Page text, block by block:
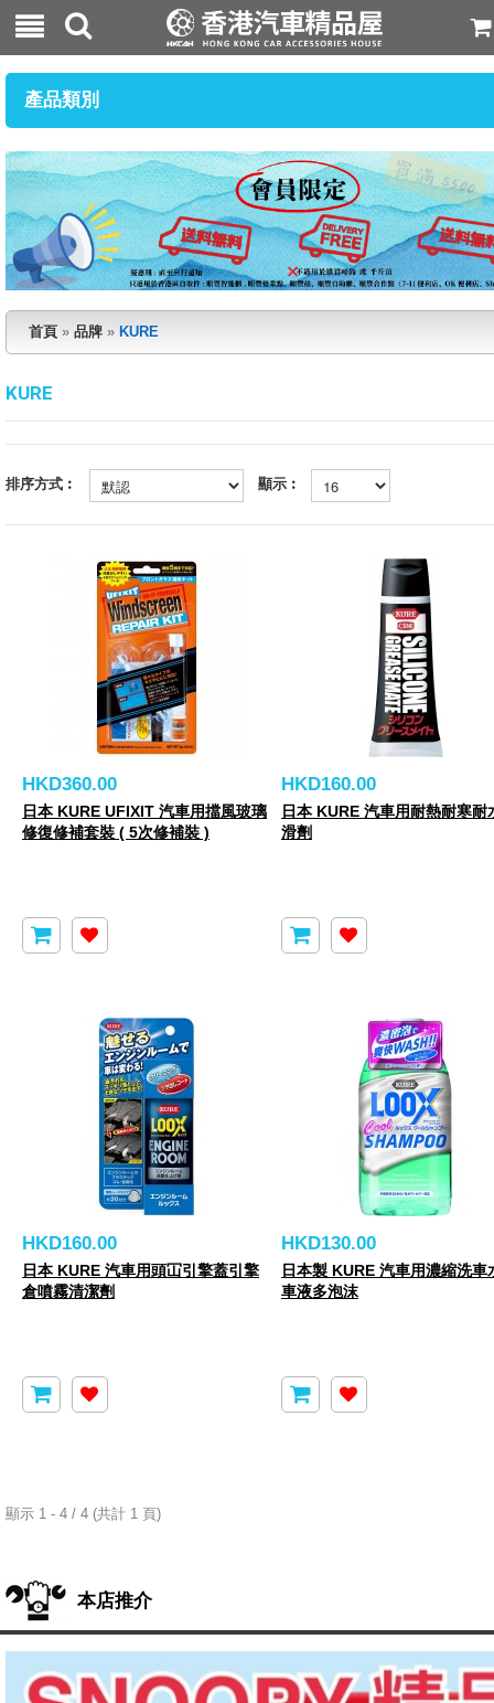
產品類別
首頁 » 品牌 » KURE
KURE
排序方式︰ 顯示︰
HKD360.00
日本 KURE UFIXIT 汽車用擋風玻璃
修復修補套裝 ( 5次修補裝 )
HKD160.00
日本 KURE 汽車用耐熱耐寒耐
滑劑
HKD160.00
日本 KURE 汽車用頭冚引擎蓋引擎
倉噴霧清潔劑
HKD130.00
日本製 KURE 汽車用濃縮洗車
車液多泡沫
顯示 1 - 4 / 4 (共計 1 頁)
本店推介